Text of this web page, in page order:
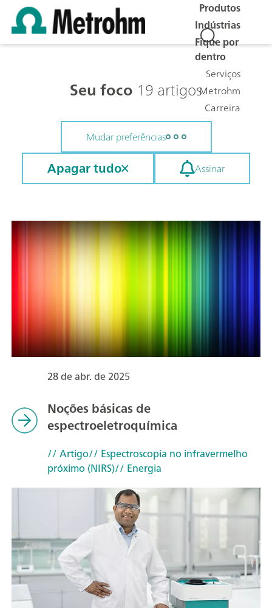
Produtos
Indústrias
Fique por
dentro
Serviços
Metrohm
Carreira
Seu foco 19 artigos
Mudar preferências
Apagar tudo Assinar
28 de abr. de 2025
Noções básicas de
espectroeletroquímica
// Artigo// Espectroscopia no infravermelho
próximo (NIRS)// Energia